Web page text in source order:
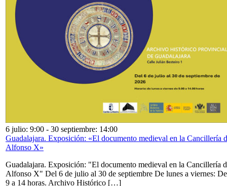
6 julio: 9:00 - 30 septiembre: 14:00
Guadalajara. Exposición: «El documento medieval en la Cancillería
Alfonso X»
Guadalajara. Exposición: "El documento medieval en la Cancillería
Alfonso X" Del 6 de julio al 30 de septiembre De lunes a viernes: De
9 a 14 horas. Archivo Histórico […]